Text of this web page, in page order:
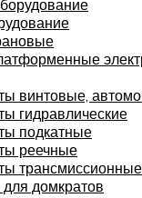
винтовые,
гидравлические
подкатные
реечные
трансмиссионные
домкратов